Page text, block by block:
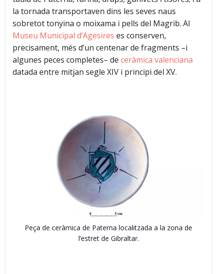
la tornada transportaven dins les seves naus
sobretot tonyina o moixama i pells del Magrib. Al
Museu Municipal d’Agesires es conserven,
precisament, més d’un centenar de fragments –i
algunes peces completes– de ceràmica valenciana
datada entre mitjan segle XIV i principi del XV.
Peça de ceràmica de Paterna localitzada a la zona de
l’estret de Gibraltar.